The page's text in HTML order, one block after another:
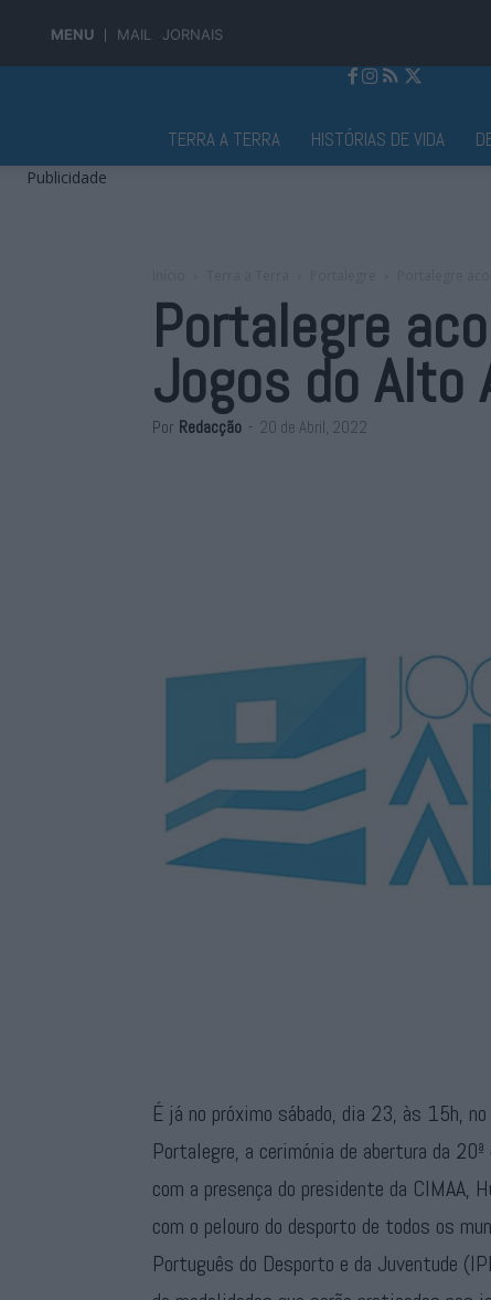
MENU MAIL JORNAIS
TERRA A TERRA HISTÓRIAS DE VIDA
Publicidade
Portalegre
Jogos do Alto
Por Redacção - 20 de Abril, 2022
É já no próximo sábado, dia 23, às 15h,
Portalegre, a cerimónia de abertura da
com a presença do presidente da CIMAA,
com o pelouro do desporto de todos os
Português do Desporto e da Juventude